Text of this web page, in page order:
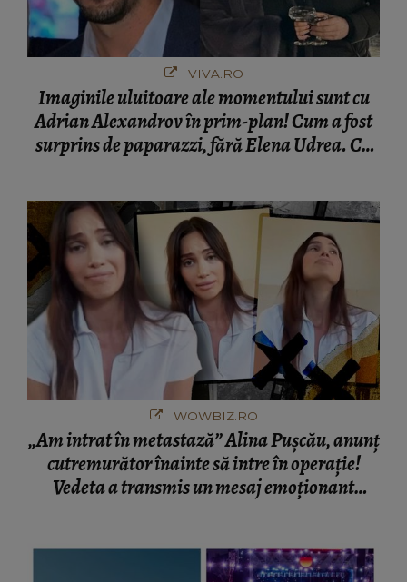
VIVA.RO
Imaginile uluitoare ale momentului sunt cu
Adrian Alexandrov în prim-plan! Cum a fost
surprins de paparazzi, fără Elena Udrea. Cu
WOWBIZ.RO
„Am intrat în metastază” Alina Pușcău, anunț
cutremurător înainte să intre în operație!
Vedeta a transmis un mesaj emoționant